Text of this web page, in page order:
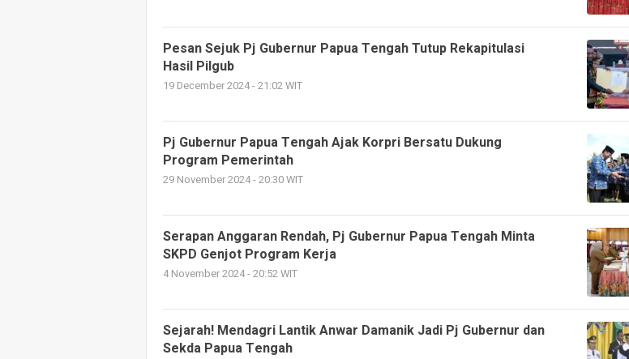
Pesan Sejuk Pj Gubernur Papua Tengah Tutup Rekapitulasi
Hasil Pilgub
19 December 2024 - 21:02 WIT
Pj Gubernur Papua Tengah Ajak Korpri Bersatu Dukung
Program Pemerintah
29 November 2024 - 20:30 WIT
Serapan Anggaran Rendah, Pj Gubernur Papua Tengah Minta
SKPD Genjot Program Kerja
4 November 2024 - 20:52 WIT
Sejarah! Mendagri Lantik Anwar Damanik Jadi Pj Gubernur dan
Sekda Papua Tengah